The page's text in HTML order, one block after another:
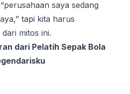
perusahaan saya sedang
,” tapi kita harus
mitos ini.
dari Pelatih Sepak Bola